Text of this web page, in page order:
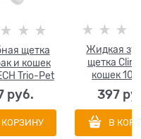
щетка
и кошек
Trio-Pet
руб.
КОРЗИНУ
Жидкая
щетка
кошек
397
В